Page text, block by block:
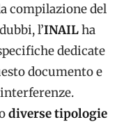
compilazione del
l’INAILha
dedicate
documento e
diverse tipologie